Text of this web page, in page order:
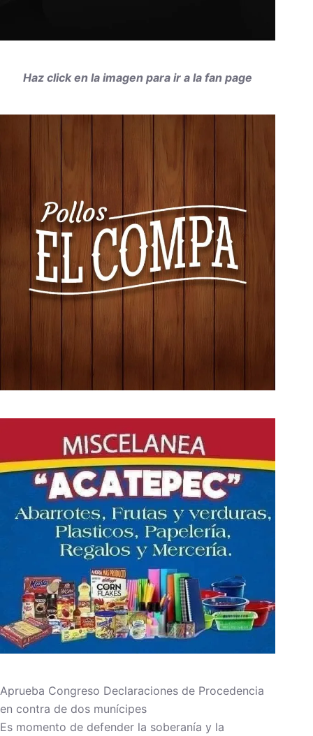
Haz click en la imagen para ir a la fan page
Aprueba Congreso Declaraciones de Procedencia
en contra de dos munícipes
Es momento de defender la soberanía y la